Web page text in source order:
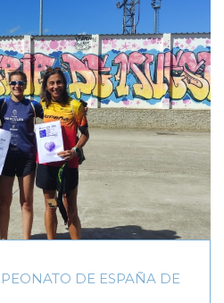
DE ESPAÑA DE